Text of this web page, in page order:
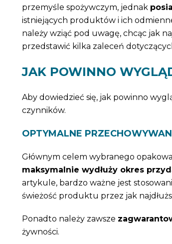
przemyśle spożywczym, jednak
istniejących produktów i ich
należy wziąć pod uwagę, chcąc jak
przedstawić kilka zaleceń
JAK POWINNO
Aby dowiedzieć się, jak powinno
czynników.
OPTYMALNE
Głównym celem wybranego
maksymalnie wydłuży okres
artykule, bardzo ważne jest
świeżość produktu przez jak
Ponadto należy zawsze
żywności.